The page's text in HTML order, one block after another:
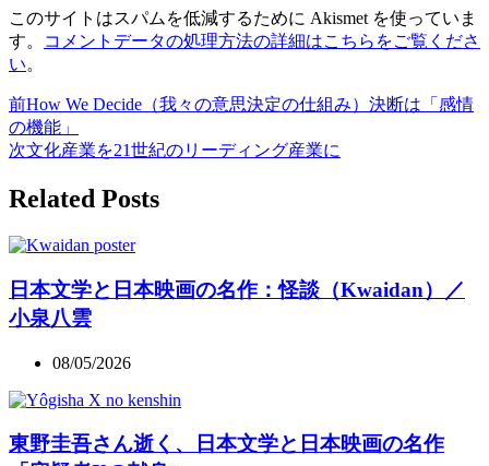
このサイトはスパムを低減するために Akismet を使っていま
す。
コメントデータの処理方法の詳細はこちらをご覧くださ
い。
前How We Decide（我々の意思決定の仕組み）決断は「感情
の機能」
次文化産業を21世紀のリーディング産業に
Related Posts
日本文学と日本映画の名作：怪談（Kwaidan）／
小泉八雲
08/05/2026
東野圭吾さん逝く、日本文学と日本映画の名作